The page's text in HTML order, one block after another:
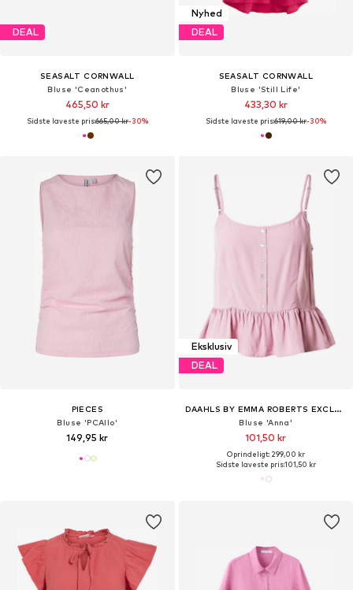
DEAL
SEASALT CORNWALL
Bluse 'Ceanothus'
465,50 kr
Sidste laveste pris:665,00 kr-30%
Nyhed
DEAL
SEASALT CORNWALL
Bluse 'Still Life'
433,30 kr
Sidste laveste pris:619,00 kr-30%
PIECES
Bluse 'PCAllo'
149,95 kr
Eksklusiv
DEAL
DAAHLS BY EMMA ROBERTS EXCLUSIVELY FOR ABOUT YOU
Bluse 'Anna'
101,50 kr
Oprindeligt: 299,00 kr
Sidste laveste pris:101,50 kr